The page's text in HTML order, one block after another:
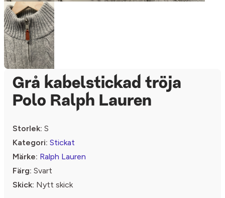
Grå kabelstickad tröja
Polo Ralph Lauren
Storlek: S
Kategori: Stickat
Märke: Ralph Lauren
Färg: Svart
Skick: Nytt skick